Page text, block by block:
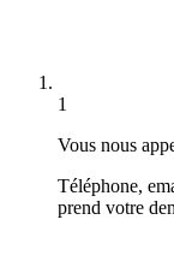
1
Vous nous
Téléphone,
prend votre